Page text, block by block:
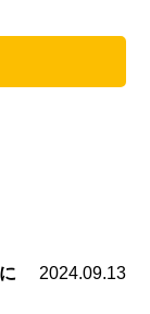
2024.09.13